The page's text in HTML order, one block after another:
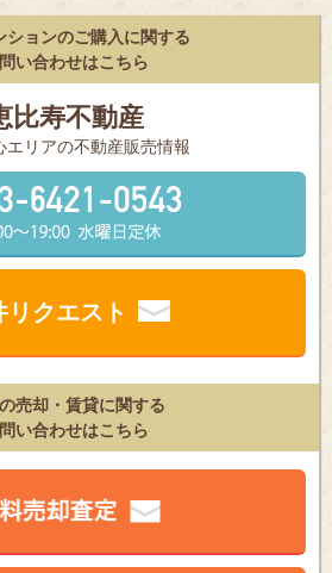
ションのご購入に関する
い合わせはこちら
比寿不動産
エリアの不動産販売情報
リクエスト
売却・賃貸に関する
い合わせはこちら